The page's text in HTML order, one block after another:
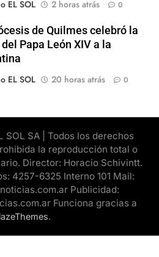
EL SOL
2 horas atrás 0
de Quilmes celebró la
Papa León XIV a la
EL SOL
20 horas atrás 0
SA | Todos los derechos
la reproducción total o
Director: Horacio Schivintt.
4257-6325 Interno 101 Mail:
Publicidad:
Funciona gracias a
.